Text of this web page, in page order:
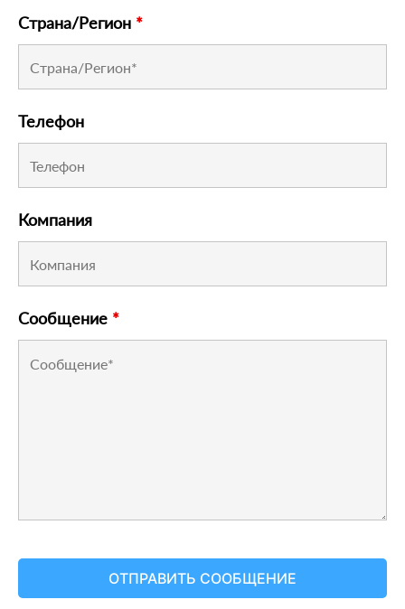
Страна/Регион *
Телефон
Компания
Сообщение *